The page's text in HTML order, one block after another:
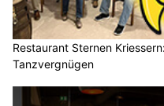
Restaurant Sternen
Tanzvergnügen